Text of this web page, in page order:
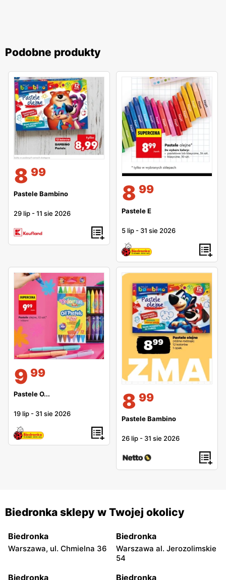
Podobne produkty
8 99
Pastele Bambino
29 lip -11 sie 2026
8 99
Pastele E
5 lip - 31 sie 2026
9 99
Pastele O...
19 lip - 31 sie 2026
8 99
Pastele Bambino
26 lip - 31 sie 2026
Biedronka sklepy w Twojej okolicy
Biedronka
Warszawa, ul. Chmielna 36
Biedronka
Warszawa al. Jerozolimskie
54
Biedronka Biedronka